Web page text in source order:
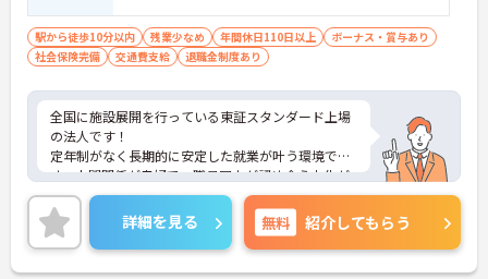
駅から徒歩10分以内 残業少なめ 年間休日110日以上
ボーナス・賞与あり
社会保険完備
交通費支給 退職金制度あり
全国に施設展開を行っている東証スタンダード上場
の法人です！
定年制がなく長期的に安定した就業が叶う環境で
す。人間関係が良好で、職員同士が認め合う文化が
根付いています。
ご興味のある方には、面接対策ポイントなど、さら
に詳細をご案内しますのでお気軽にご相談くださ
い！
詳細を見る 無料 紹介してもらう